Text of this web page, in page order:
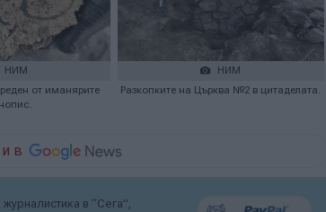
НИМ
от иманярите
НИМ
Разкопките на Църква №2 в цитаделата.
в
в “Сега”,